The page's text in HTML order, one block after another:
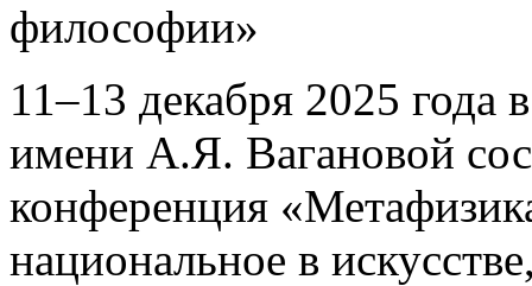
философии»
11–13 декабря 2025 года
имени А.Я. Вагановой
конференция
национальное в